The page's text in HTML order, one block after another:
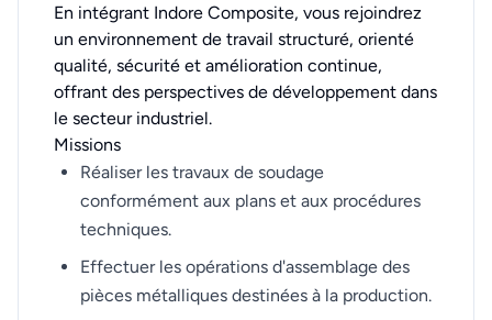
En intégrant Indore Composite, vous rejoindrez
un environnement de travail structuré, orienté
qualité, sécurité et amélioration continue,
offrant des perspectives de développement dans
le secteur industriel.
Missions
Réaliser les travaux de soudage
conformément aux plans et aux procédures
techniques.
Effectuer les opérations d'assemblage des
pièces métalliques destinées à la production.